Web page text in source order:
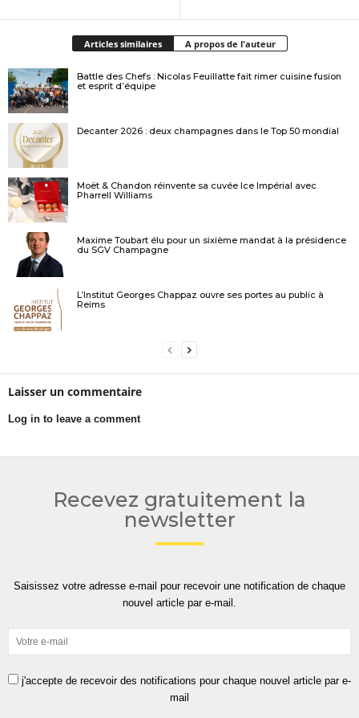
Articles similaires A propos de l'auteur
Battle des Chefs : Nicolas Feuillatte fait rimer cuisine fusion
et esprit d’équipe
Decanter 2026 : deux champagnes dans le Top 50 mondial
Moët & Chandon réinvente sa cuvée Ice Impérial avec
Pharrell Williams
Maxime Toubart élu pour un sixième mandat à la présidence
du SGV Champagne
L’Institut Georges Chappaz ouvre ses portes au public à
Reims
Laisser un commentaire
Log in to leave a comment
Recevez gratuitement la
newsletter
Saisissez votre adresse e-mail pour recevoir une notification de chaque
nouvel article par e-mail.
j'accepte de recevoir des notifications pour chaque nouvel article par e-
mail